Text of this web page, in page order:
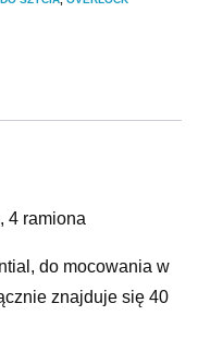
4 ramiona
do mocowania w
znajduje się 40